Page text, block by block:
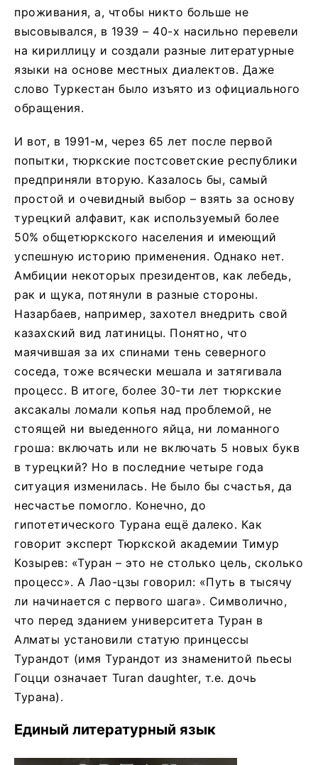
проживания, а, чтобы никто больше не
высовывался, в 1939 – 40-х насильно перевели
на кириллицу и создали разные литературные
языки на основе местных диалектов. Даже
слово Туркестан было изъято из официального
обращения.
И вот, в 1991-м, через 65 лет после первой
попытки, тюркские постсоветские республики
предприняли вторую. Казалось бы, самый
простой и очевидный выбор – взять за основу
турецкий алфавит, как используемый более
50% общетюркского населения и имеющий
успешную историю применения. Однако нет.
Амбиции некоторых президентов, как лебедь,
рак и щука, потянули в разные стороны.
Назарбаев, например, захотел внедрить свой
казахский вид латиницы. Понятно, что
маячившая за их спинами тень северного
соседа, тоже всячески мешала и затягивала
процесс. В итоге, более 30-ти лет тюркские
аксакалы ломали копья над проблемой, не
стоящей ни выеденного яйца, ни ломанного
гроша: включать или не включать 5 новых букв
в турецкий? Но в последние четыре года
ситуация изменилась. Не было бы счастья, да
несчастье помогло. Конечно, до
гипотетического Турана ещё далеко. Как
говорит эксперт Тюркской академии Тимур
Козырев: «Туран – это не столько цель, сколько
процесс». А Лао-цзы говорил: «Путь в тысячу
ли начинается с первого шага». Символично,
что перед зданием университета Туран в
Алматы установили статую принцессы
Турандот (имя Турандот из знаменитой пьесы
Гоцци означает Turan daughter, т.е. дочь
Турана).
­­­­­­­­­­­­­­­­­­­­­­­­­­­­­­­­­­­­­­­­­­­­Единый литературный язык